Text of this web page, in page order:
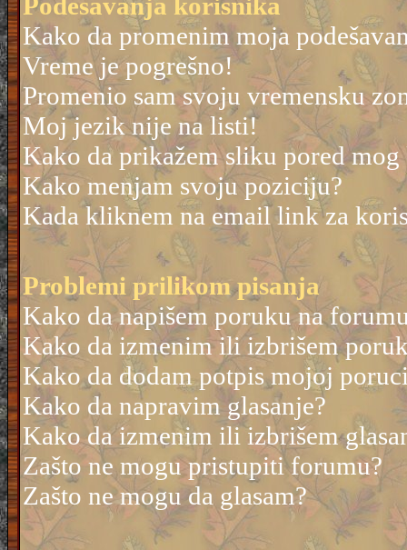
Kako da promenim moja
Vreme je pogrešno!
Promenio sam svoju vremensku
Moj jezik nije na listi!
Kako da prikažem sliku pored
Kako menjam svoju poziciju?
Kada kliknem na email link za
Problemi prilikom pisanja
Kako da napišem poruku na
Kako da izmenim ili izbrišem
Kako da dodam potpis mojoj
Kako da napravim glasanje?
Kako da izmenim ili izbrišem
Zašto ne mogu pristupiti forumu?
Zašto ne mogu da glasam?